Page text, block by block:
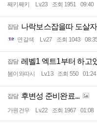
째키째키 Lv.23 조회 1951 09:40
잡담 나락보스잡을따 도살자
연갈색 Lv.27 조회 1043
잡담 레벨1 엑트1부터 하고
봄이와따시 Lv.13 조회 550 01:24
잡담 후변성 준비완료...
가원건우 Lv.22 조회 1967 01:08